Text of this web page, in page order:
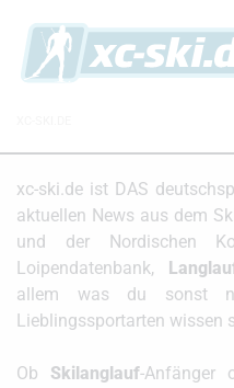
xc-ski.de ist DAS
aktuellen News aus dem
und der Nordischen
Loipendatenbank,
allem was du sonst
Lieblingssportarten wissen
Ob Skilanglauf-Anfänger